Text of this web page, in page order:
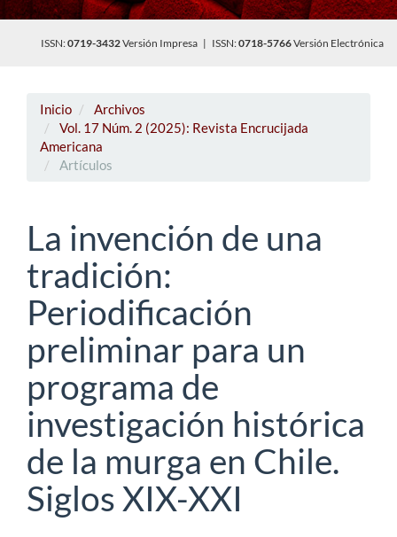
ISSN:0719-3432Versión Impresa | ISSN:0718-5766Versión Electrónica
Inicio
Archivos
Vol. 17 Núm. 2 (2025): Revista Encrucijada
Americana
Artículos
La invención de una
tradición:
Periodificación
preliminar para un
programa de
investigación histórica
de la murga en Chile.
Siglos XIX-XXI